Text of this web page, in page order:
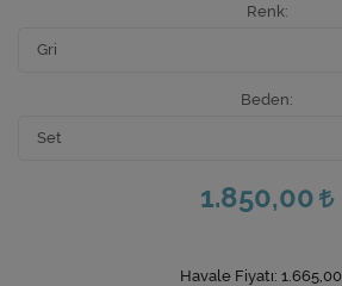
Renk
Beden
1.850,00
Havale Fiyatı: 1.665,00